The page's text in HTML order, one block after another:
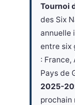
Tournoi
des Six
annuelle
entre six
: France,
Pays de
2025-
prochain